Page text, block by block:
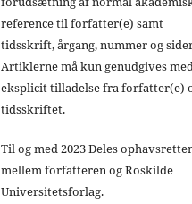
reference til forfatter(e) samt
tidsskrift, årgang, nummer og
Artiklerne må kun genudgives
eksplicit tilladelse fra forfatter(e)
tidsskriftet.
Til og med 2023 Deles
mellem forfatteren og Roskilde
Universitetsforlag.